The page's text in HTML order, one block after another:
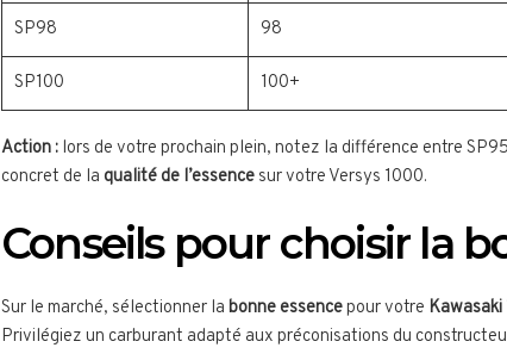
SP98 98
SP100 100+
Action : lors de votre prochain plein, notez la différence entre
concret de la qualité de l’essence sur votre Versys 1000.
Conseils pour choisir la
Sur le marché, sélectionner la bonne essencepour votre Kawasaki
Privilégiez un carburant adapté aux préconisations du